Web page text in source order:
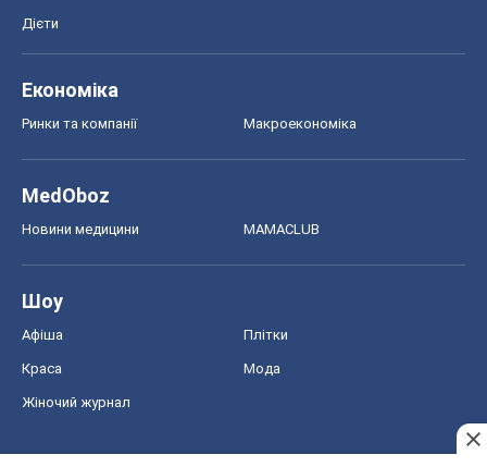
Дієти
Економіка
Ринки та компанії Макроекономіка
MedOboz
Новини медицини MAMACLUB
Шоу
Афіша Плітки
Краса Мода
Жіночий журнал